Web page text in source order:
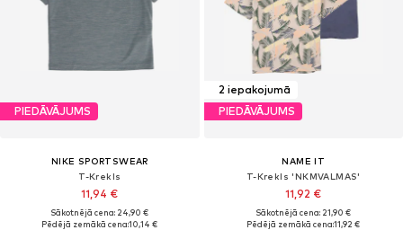
PIEDĀVĀJUMS
NIKE SPORTSWEAR
T-Krekls
11,94 €
Sākotnējā cena: 24,90 €
Pēdējā zemākā cena:10,14 €
2 iepakojumā
PIEDĀVĀJUMS
NAME IT
T-Krekls 'NKMVALMAS'
11,92 €
Sākotnējā cena: 21,90 €
Pēdējā zemākā cena:11,92 €